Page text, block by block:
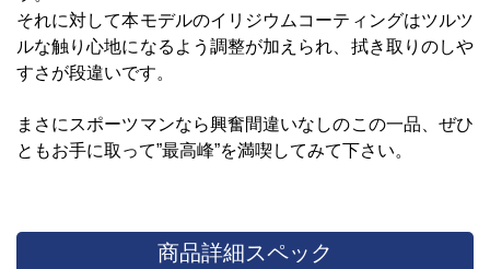
それに対して本モデルのイリジウムコーティングはツルツ
ルな触り心地になるよう調整が加えられ、拭き取りのしや
すさが段違いです。
まさにスポーツマンなら興奮間違いなしのこの一品、ぜひ
ともお手に取って”最高峰”を満喫してみて下さい。
商品詳細スペック